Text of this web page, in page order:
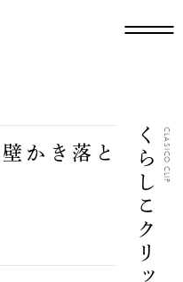
くらしこクリップCLASICO CLIP
壁かき落と